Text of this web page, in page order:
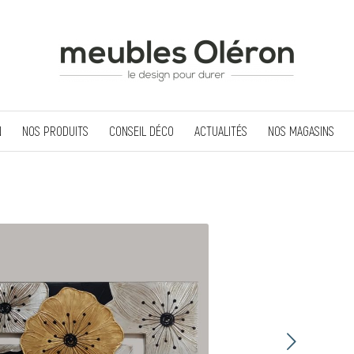
NOS PRODUITS CONSEIL DÉCO ACTUALITÉS NOS MAGASINS
Suivant